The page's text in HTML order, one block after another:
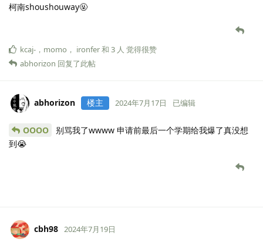
柯南shoushouway🤬
kcaj- ， momo ， ironfer和 3 人 觉得很赞
abhorizon 回复了此帖
abhorizon 楼主 2024年7月17日 已编辑
OOOO
别骂我了wwww 申请前最后一个学期给我爆了真没想
到😭
cbh98 2024年7月19日